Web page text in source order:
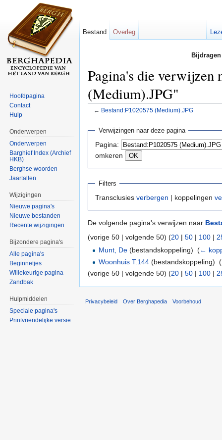
Pagina's die verwijzen
(Medium).JPG"
← Bestand:P1020575 (Medium).JPG
Verwijzingen naar deze pagina
Pagina:
omkeren
Filters
Transclusies verbergen | koppelingen
De volgende pagina's verwijzen naar
(vorige 50 | volgende 50) (20 | 50 | 100 |
Munt, De (bestandskoppeling) ‎(←
Woonhuis T.144 (bestandskoppeling) ‎(
(vorige 50 | volgende 50) (20 | 50 | 100 |
Bestand Overleg
Hoofdpagina
Contact
Hulp
Onderwerpen
Onderwerpen
Barghief Index (Archief
HKB)
Berghse woorden
Jaartallen
Wijzigingen
Nieuwe pagina's
Nieuwe bestanden
Recente wijzigingen
Bijzondere pagina's
Alle pagina's
Beginnetjes
Willekeurige pagina
Zandbak
Hulpmiddelen
Speciale pagina's
Printvriendelijke versie
Privacybeleid Over Berghapedia Voorbehoud